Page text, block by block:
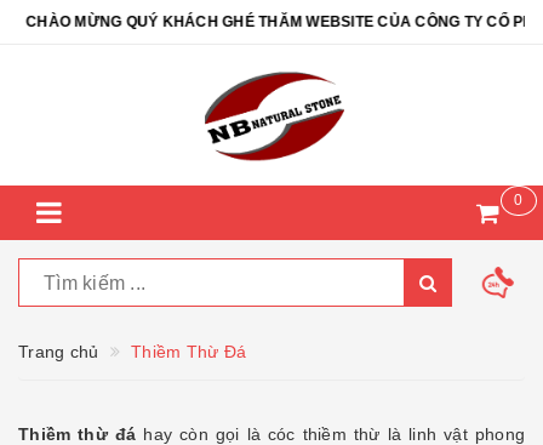
MỪNG QUÝ KHÁCH GHÉ THĂM WEBSITE CỦA CÔNG TY CỔ PHẦN
0
Trang chủ Thiềm Thừ Đá
Thiềm thừ đá hay còn gọi là cóc thiềm thừ là linh vật phong